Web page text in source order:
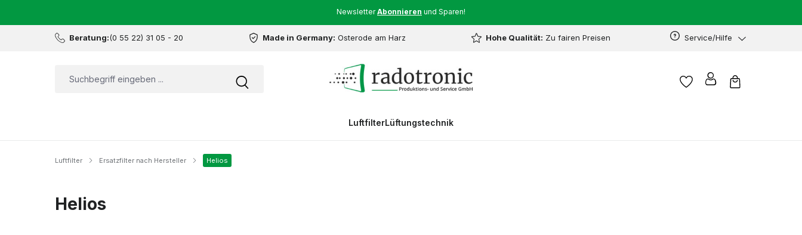
NewsletterAbonnieren und Sparen!
Beratung:(0 55 22) 31 05 - 20 Made in Germany: Osterode am Harz Hohe Qualität: Zu fairen Preisen Service/Hilfe
LuftfilterLüftungstechnik
Luftfilter Ersatzfilter nach Hersteller Helios
Helios